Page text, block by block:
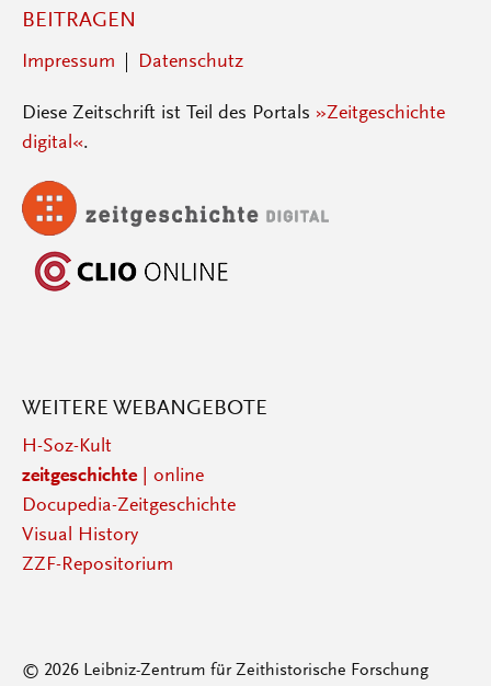
BEITRAGEN
Impressum Datenschutz
Diese Zeitschrift ist Teil des Portals »Zeitgeschichte
digital«.
WEITERE WEBANGEBOTE
H-Soz-Kult
zeitgeschichte| online
Docupedia-Zeitgeschichte
Visual History
ZZF-Repositorium
© 2026 Leibniz-Zentrum für Zeithistorische Forschung